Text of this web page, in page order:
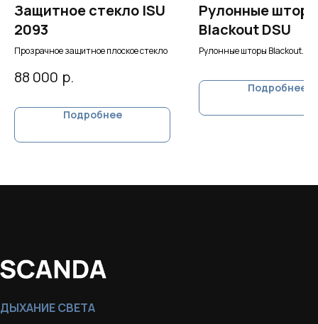
Защитное стекло ISU
2093
Прозрачное защитное плоское стекло
88 000 р.
Подробнее
Рулонные шторы
Blackout DSU
Рулонные шторы Blackout
Подробнее
ДЫХАНИЕ СВЕТА